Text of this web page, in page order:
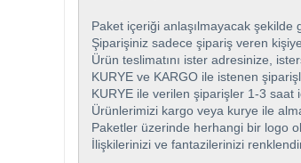
Paket içeriği anlaşılmayacak şekilde
Şiparişiniz sadece şipariş veren
Ürün teslimatını ister adresinize,
KURYE ve KARGO ile istenen
KURYE ile verilen şiparişler 1-3 saat
Ürünlerimizi kargo veya kurye ile
Paketler üzerinde herhangi bir logo
İlişkilerinizi ve fantazilerinizi